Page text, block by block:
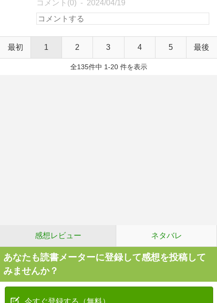
コメント(0) 2024/04/19
最初 1 2 3 4 5 最後
全135件中 1-20 件を表示
感想レビュー ネタバレ
あなたも読書メーターに登録して感想を投稿して
みませんか？
今すぐ登録する（無料）